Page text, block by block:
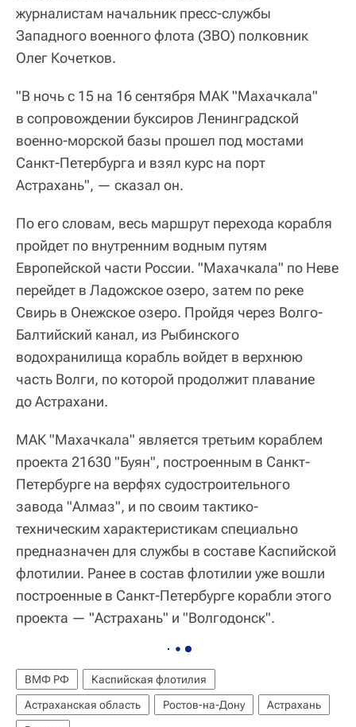
журналистам начальник пресс-службы
Западного военного флота (ЗВО) полковник
Олег Кочетков.
"В ночь с 15 на 16 сентября МАК "Махачкала"
в сопровождении буксиров Ленинградской
военно-морской базы прошел под мостами
Санкт-Петербурга и взял курс на порт
Астрахань", — сказал он.
По его словам, весь маршрут перехода корабля
пройдет по внутренним водным путям
Европейской части России. "Махачкала" по Неве
перейдет в Ладожское озеро, затем по реке
Свирь в Онежское озеро. Пройдя через Волго-
Балтийский канал, из Рыбинского
водохранилища корабль войдет в верхнюю
часть Волги, по которой продолжит плавание
до Астрахани.
МАК "Махачкала" является третьим кораблем
проекта 21630 "Буян", построенным в Санкт-
Петербурге на верфях судостроительного
завода "Алмаз", и по своим тактико-
техническим характеристикам специально
предназначен для службы в составе Каспийской
флотилии. Ранее в состав флотилии уже вошли
построенные в Санкт-Петербурге корабли этого
проекта — "Астрахань" и "Волгодонск".
ВМФ РФ
Каспийская флотилия
Астраханская область
Ростов-на-Дону
Астрахань